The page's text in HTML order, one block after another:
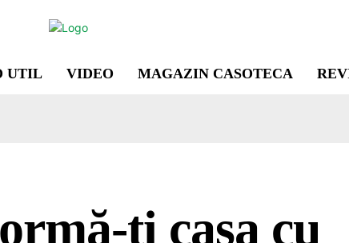
UTIL VIDEO MAGAZIN CASOTECA
ți casa cu